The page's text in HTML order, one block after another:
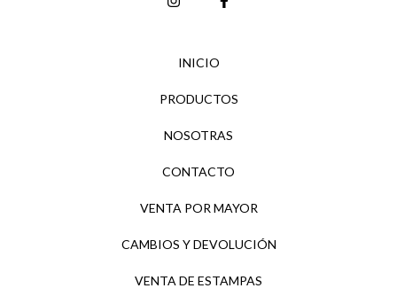
INICIO
PRODUCTOS
NOSOTRAS
CONTACTO
VENTA POR MAYOR
CAMBIOS Y DEVOLUCIÓN
VENTA DE ESTAMPAS